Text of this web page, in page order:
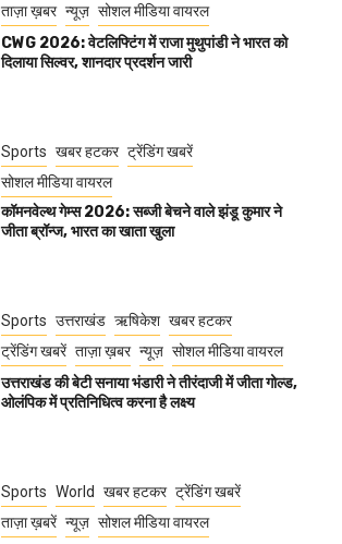
ताज़ा ख़बर न्यूज़ सोशल मीडिया वायरल
CWG 2026: वेटलिफ्टिंग में राजा मुथुपांडी ने भारत को
दिलाया सिल्वर, शानदार प्रदर्शन जारी
Sports खबर हटकर ट्रेंडिंग खबरें
सोशल मीडिया वायरल
कॉमनवेल्थ गेम्स 2026: सब्जी बेचने वाले झंडू कुमार ने
जीता ब्रॉन्ज, भारत का खाता खुला
Sports उत्तराखंड ऋषिकेश खबर हटकर
ट्रेंडिंग खबरें ताज़ा ख़बर न्यूज़ सोशल मीडिया वायरल
उत्तराखंड की बेटी सनाया भंडारी ने तीरंदाजी में जीता गोल्ड,
ओलंपिक में प्रतिनिधित्व करना है लक्ष्य
Sports World खबर हटकर ट्रेंडिंग खबरें
ताज़ा ख़बरें न्यूज़ सोशल मीडिया वायरल